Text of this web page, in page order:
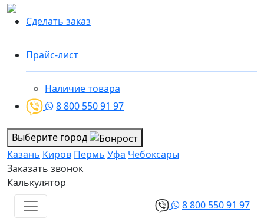
Сделать заказ
Прайс-лист
Наличие товара
8 800 550 91 97
Выберите город
Казань Киров Пермь Уфа Чебоксары
Заказать звонок
Калькулятор
8 800 550 91 97